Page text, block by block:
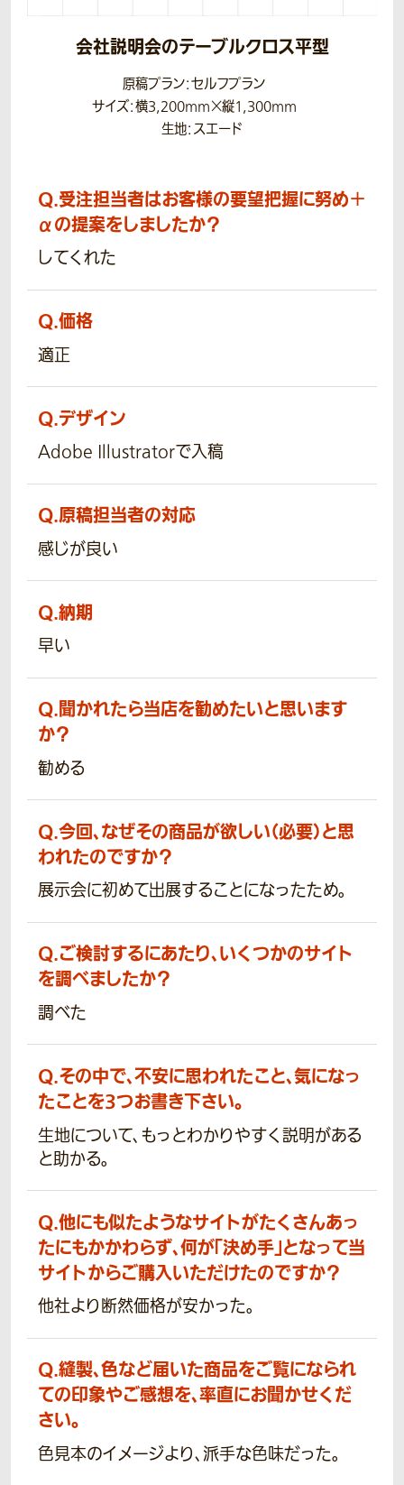
会社説明会のテーブルクロス平型
原稿プラン：セルフプラン
サイズ：横3,200mm×縦1,300mm
生地：スエード
Q.受注担当者はお客様の要望把握に努め＋
αの提案をしましたか？
してくれた
Q.価格
適正
Q.デザイン
Adobe Illustratorで入稿
Q.原稿担当者の対応
感じが良い
Q.納期
早い
Q.聞かれたら当店を勧めたいと思います
か？
勧める
Q.今回、なぜその商品が欲しい（必要）と思
われたのですか？
展示会に初めて出展することになったため。
Q.ご検討するにあたり、いくつかのサイト
を調べましたか？
調べた
Q.その中で、不安に思われたこと、気になっ
たことを3つお書き下さい。
生地について、もっとわかりやすく説明がある
と助かる。
Q.他にも似たようなサイトがたくさんあっ
たにもかかわらず、何が「決め手」となって当
サイトからご購入いただけたのですか？
他社より断然価格が安かった。
Q.縫製、色など届いた商品をご覧になられ
ての印象やご感想を、率直にお聞かせくだ
さい。
色見本のイメージより、派手な色味だった。